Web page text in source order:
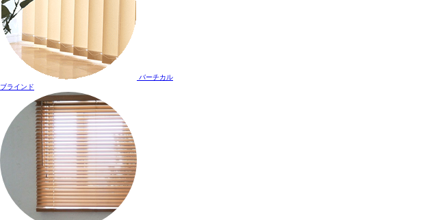
バーチカル
ブラインド